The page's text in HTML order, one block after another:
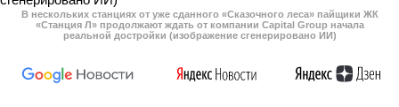
В нескольких станциях от уже сданного «Сказочного леса» пайщики ЖК
«Станция Л» продолжают ждать от компании Capital Group начала
реальной достройки (изображение сгенерировано ИИ)